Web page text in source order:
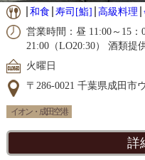
和食 寿司[鮨] 高級料理
営業時間：昼 11:00～15：
21:00（LO20:30） 酒類提
火曜日
〒286-0021 千葉県成田市
イオン・成田空港
詳